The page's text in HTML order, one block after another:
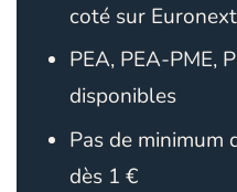
coté sur
PEA, PEA-PME,
disponibles
Pas de minimum
dès 1 €